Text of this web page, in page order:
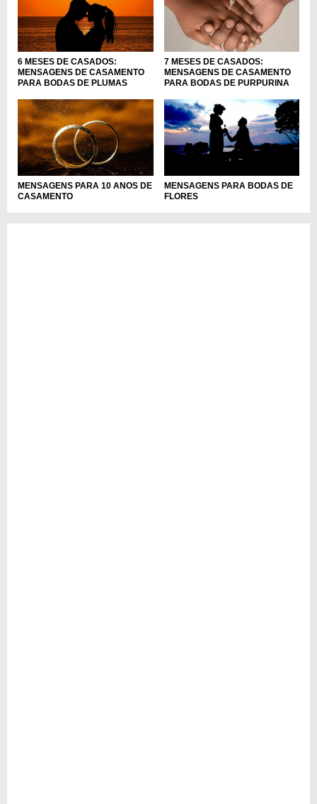
6 MESES DE CASADOS:
MENSAGENS DE CASAMENTO
PARA BODAS DE PLUMAS
7 MESES DE CASADOS:
MENSAGENS DE CASAMENTO
PARA BODAS DE PURPURINA
MENSAGENS PARA 10 ANOS DE
CASAMENTO
MENSAGENS PARA BODAS DE
FLORES